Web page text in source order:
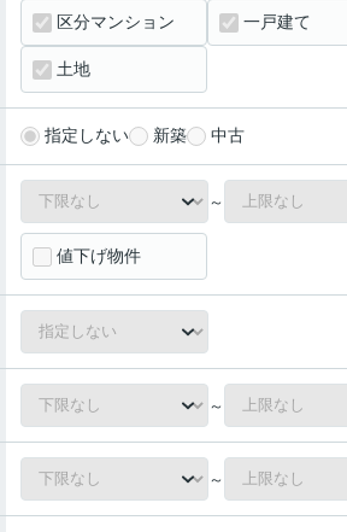
区分マンション 一戸建て
土地
指定しない 新築 中古
～
値下げ物件
～
～